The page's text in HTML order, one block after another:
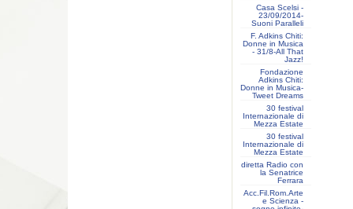
Casa Scelsi -
23/09/2014-
Suoni Paralleli
F. Adkins Chiti:
Donne in Musica
- 31/8-All That
Jazz!
Fondazione
Adkins Chiti:
Donne in Musica-
Tweet Dreams
30 festival
Internazionale di
Mezza Estate
30 festival
Internazionale di
Mezza Estate
diretta Radio con
la Senatrice
Ferrara
Acc.Fil.Rom.Arte
e Scienza -